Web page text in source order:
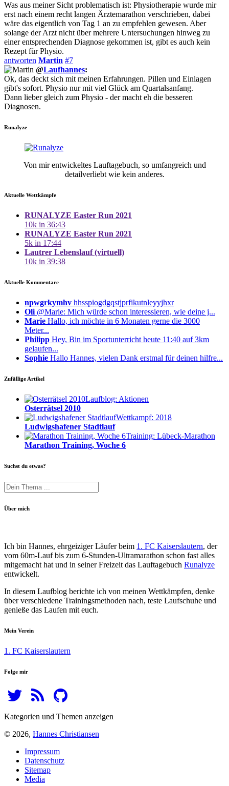
Was aus meiner Sicht problematisch ist: Physiotherapie wurde mir
erst nach einem recht langen Ärztemarathon verschrieben, dabei
wäre das eigentlich von Tag 1 an zu empfehlen gewesen. Aber
solange der Arzt nicht über mehrere Untersuchungen hinweg zu
einer entsprechenden Diagnose gekommen ist, gibt es auch kein
Rezept für Physio.
antworten Martin #7
@Laufhannes:
Ok, das deckt sich mit meinen Erfahrungen. Pillen und Einlagen
gibt's sofort. Physio nur mit viel Glück am Quartalsanfang.
Dann lieber gleich zum Physio - der macht eh die besseren
Diagnosen.
Runalyze
Von mir entwickeltes Lauftagebuch, so umfangreich und
detailverliebt wie kein anderes.
Aktuelle Wettkämpfe
RUNALYZE Easter Run 2021
10k in 36:43
RUNALYZE Easter Run 2021
5k in 17:44
Lautrer Lebenslauf (virtuell)
10k in 39:38
Aktuelle Kommentare
npwgrkymhv hhsspiogdgqstjprfikutnleyyjhxr
Oli @Marie: Mich würde schon interessieren, wie deine j...
Marie Hallo, ich möchte in 6 Monaten gerne die 3000
Meter...
Philipp Hey, Bin im Sportunterricht heute 11:40 auf 3km
gelaufen...
Sophie Hallo Hannes, vielen Dank erstmal für deinen hilfre...
Zufällige Artikel
Laufblog: Aktionen
Osterrätsel 2010
Wettkampf: 2018
Ludwigshafener Stadtlauf
Training: Lübeck-Marathon
Marathon Training, Woche 6
Suchst du etwas?
Über mich
Ich bin Hannes, ehrgeiziger Läufer beim 1. FC Kaiserslautern, der
vom 60m-Lauf bis zum 6-Stunden-Ultramarathon schon fast alles
mitgemacht hat und in seiner Freizeit das Lauftagebuch Runalyze
entwickelt.
In diesem Laufblog berichte ich von meinen Wettkämpfen, denke
über verschiedene Trainingsmethoden nach, teste Laufschuhe und
genieße das Laufen mit euch.
Mein Verein
1. FC Kaiserslautern
Folge mir
Kategorien und Themen anzeigen
© 2026, Hannes Christiansen
Impressum
Datenschutz
Sitemap
Media